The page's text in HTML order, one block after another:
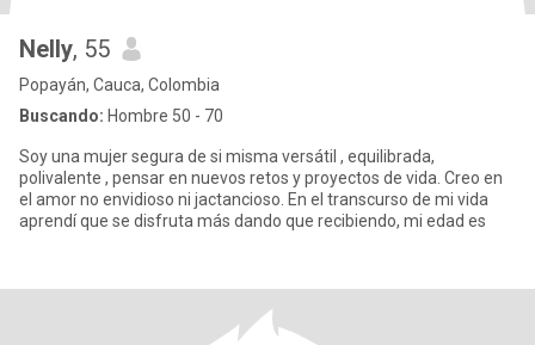
Nelly, 55
Popayán, Cauca, Colombia
Buscando: Hombre 50 - 70
Soy una mujer segura de si misma versátil , equilibrada,
polivalente , pensar en nuevos retos y proyectos de vida. Creo en
el amor no envidioso ni jactancioso. En el transcurso de mi vida
aprendí que se disfruta más dando que recibiendo, mi edad es